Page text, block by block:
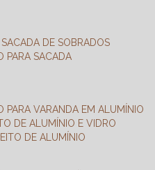
SACADA DE SOBRADOS
PARA SACADA
PARA VARANDA EM ALUMÍNIO
DE ALUMÍNIO E VIDRO
DE ALUMÍNIO